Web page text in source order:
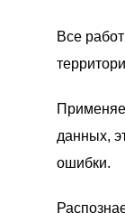
Все
данных,
ошибки.